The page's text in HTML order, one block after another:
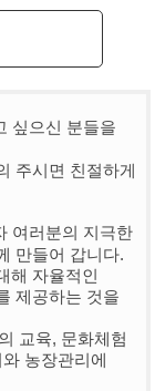
싶으신 분들을
주시면 친절하게
여러분의 지극한
만들어 갑니다.
해 자율적인
제공하는 것을
교육, 문화체험
농장관리에